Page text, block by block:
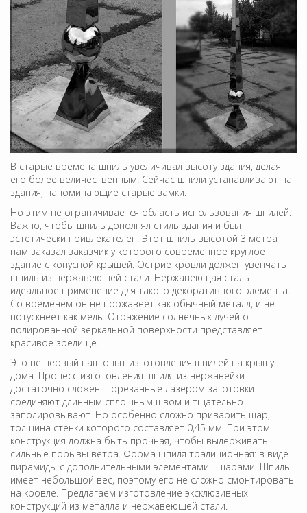
В старые времена шпиль увеличивал высоту здания, делая
его более величественным. Сейчас шпили устанавливают на
здания, напоминающие старые замки.
Но этим не ограничивается область использования шпилей.
Важно, чтобы шпиль дополнял стиль здания и был
эстетически привлекателен. Этот шпиль высотой 3 метра
нам заказал заказчик у которого современное круглое
здание с конусной крышей. Острие кровли должен увенчать
шпиль из нержавеющей стали. Нержавеющая сталь
идеальное применение для такого декоративного элемента.
Со временем он не поржавеет как обычный металл, и не
потускнеет как медь. Отражение солнечных лучей от
полированной зеркальной поверхности представляет
красивое зрелище.
Это не первый наш опыт изготовления шпилей на крышу
дома. Процесс изготовления шпиля из нержавейки
достаточно сложен. Порезанные лазером заготовки
соединяют длинным сплошным швом и тщательно
заполировывают. Но особенно сложно приварить шар,
толщина стенки которого составляет 0,45 мм. При этом
конструкция должна быть прочная, чтобы выдерживать
сильные порывы ветра. Форма шпиля традиционная: в виде
пирамиды с дополнительными элементами - шарами. Шпиль
имеет небольшой вес, поэтому его не сложно смонтировать
на кровле. Предлагаем изготовление эксклюзивных
конструкций из металла и нержавеющей стали.